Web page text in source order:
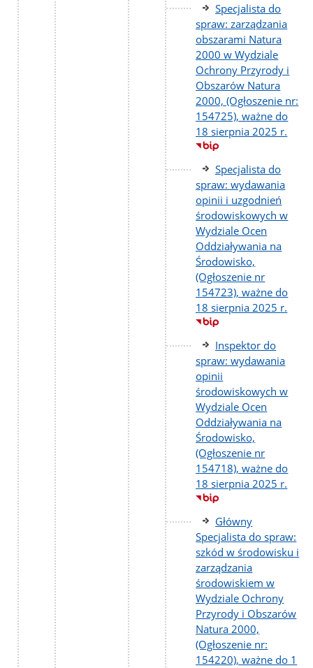
Specjalista do
spraw: zarządzania
obszarami Natura
2000 w Wydziale
Ochrony Przyrody i
Obszarów Natura
2000, (Ogłoszenie nr:
154725), ważne do
18 sierpnia 2025 r.
Specjalista do
spraw: wydawania
opinii i uzgodnień
środowiskowych w
Wydziale Ocen
Oddziaływania na
Środowisko,
(Ogłoszenie nr
154723), ważne do
18 sierpnia 2025 r.
Inspektor do
spraw: wydawania
opinii
środowiskowych w
Wydziale Ocen
Oddziaływania na
Środowisko,
(Ogłoszenie nr
154718), ważne do
18 sierpnia 2025 r.
Główny
Specjalista do spraw:
szkód w środowisku i
zarządzania
środowiskiem w
Wydziale Ochrony
Przyrody i Obszarów
Natura 2000,
(Ogłoszenie nr:
154220), ważne do 1